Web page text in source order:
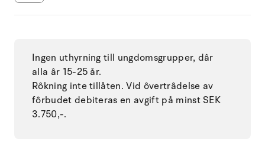
Ingen uthyrning till ungdomsgrupper, dâr
alla âr 15-25 år.
Rôkning inte tillåten. Vid ôvertrâdelse av
fôrbudet debiteras en avgift på minst SEK
3.750,-.